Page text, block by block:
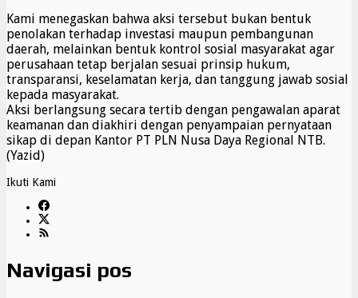
Kami menegaskan bahwa aksi tersebut bukan bentuk
penolakan terhadap investasi maupun pembangunan
daerah, melainkan bentuk kontrol sosial masyarakat agar
perusahaan tetap berjalan sesuai prinsip hukum,
transparansi, keselamatan kerja, dan tanggung jawab sosial
kepada masyarakat.
Aksi berlangsung secara tertib dengan pengawalan aparat
keamanan dan diakhiri dengan penyampaian pernyataan
sikap di depan Kantor PT PLN Nusa Daya Regional NTB.
(Yazid)
Ikuti Kami
Navigasi pos